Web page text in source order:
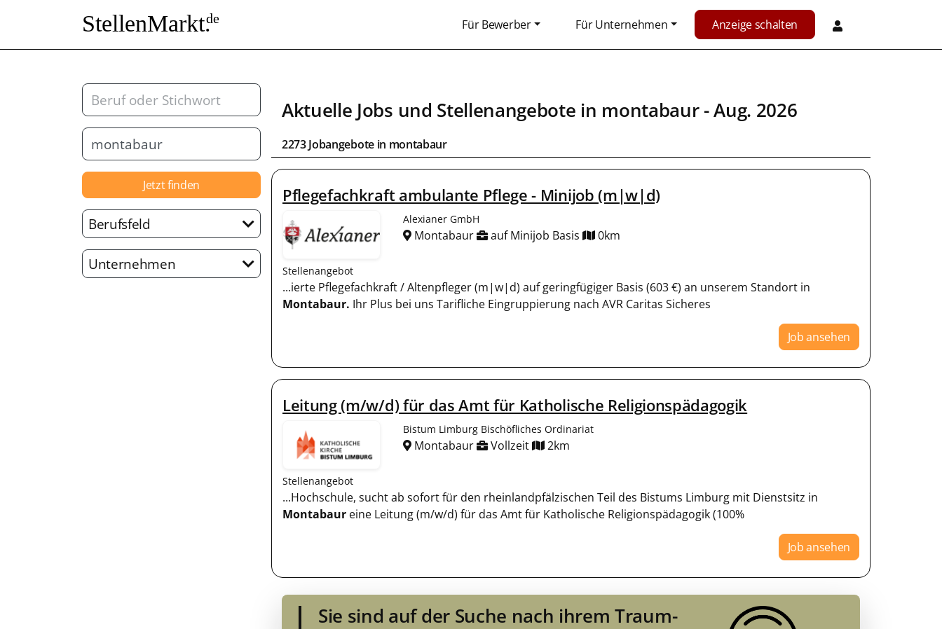
StellenMarkt.de Für Bewerber Für Unternehmen Anzeige schalten
Jetzt finden
Berufsfeld
Unternehmen
Aktuelle Jobs und Stellenangebote in montabaur- Aug. 2026
2273 Jobangebote in montabaur
Pflegefachkraft ambulante Pflege - Minijob (m|w|d)
Alexianer GmbH
Montabaur auf Minijob Basis 0km
Stellenangebot
...ierte Pflegefachkraft / Altenpfleger (m|w|d) auf geringfügiger Basis (603 €) an unserem Standort in
Montabaur. Ihr Plus bei uns Tarifliche Eingruppierung nach AVR Caritas Sicheres
Job ansehen
Leitung (m/w/d) für das Amt für Katholische Religionspädagogik
Bistum Limburg Bischöfliches Ordinariat
Montabaur Vollzeit 2km
Stellenangebot
...Hochschule, sucht ab sofort für den rheinlandpfälzischen Teil des Bistums Limburg mit Dienstsitz in
Montabaur eine Leitung (m/w/d) für das Amt für Katholische Religionspädagogik (100%
Job ansehen
Sie sind auf der Suche nach ihrem Traum-